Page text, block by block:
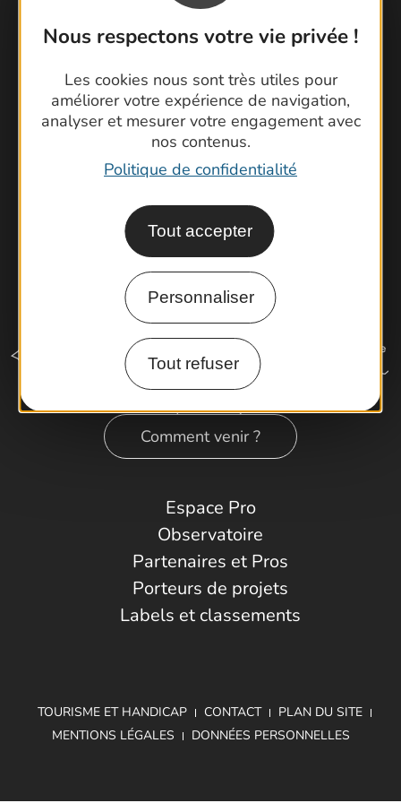
Nous respectons votre vie privée !
Les cookies nous sont très utiles pour
améliorer votre expérience de navigation,
analyser et mesurer votre engagement avec
nos contenus.
Politique de confidentialité
Tout accepter
Personnaliser
Tout refuser
Contactez-nous !
Brochures
Cartoguides et Topoguides
Latitude Gard
Comment venir ?
Espace Pro
Observatoire
Partenaires et Pros
Porteurs de projets
Labels et classements
TOURISME ET HANDICAP CONTACT
PLAN DU SITE
MENTIONS LÉGALES
DONNÉES PERSONNELLES